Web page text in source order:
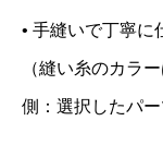
• 手縫いで丁寧に
（縫い糸のカラ
側：選択したパ